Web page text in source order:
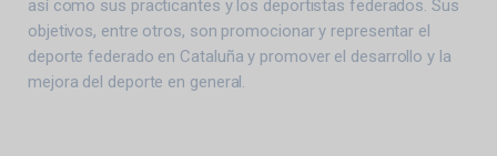
así como sus practicantes y los deportistas federados. Sus
objetivos, entre otros, son promocionar y representar el
deporte federado en Cataluña y promover el desarrollo y la
mejora del deporte en general.